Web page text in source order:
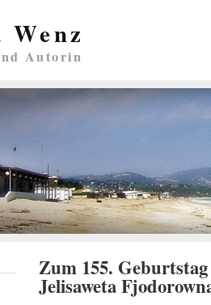
Autorin
Zum 155.
Jelisaweta